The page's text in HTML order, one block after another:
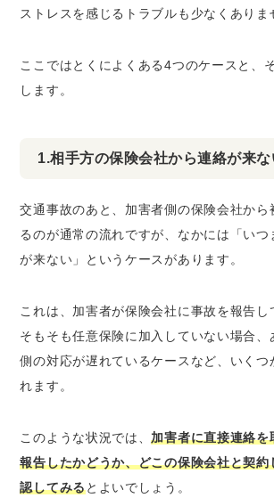
ストレスを感じるトラブルも少なくありま
ここではとくによくある4つのケースと、
します。
1.相手方の保険会社から連絡が来な
交通事故のあと、加害者側の保険会社から
るのが通常の流れですが、なかには「いつ
が来ない」というケースがあります。
これは、 加害者が保険会社に事故を報告し
そもそも任意保険に加入していない場合、
側の対応が遅れているケース など、いくつ
れます。
このような状況では、加害者に直接連絡を
報告したかどうか、どこの保険会社と契約
認してみるとよいでしょう。